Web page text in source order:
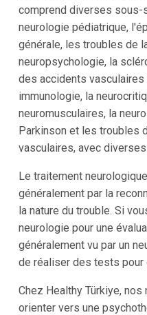
comprend diverses
neurologie pédiatrique,
générale, les troubles de
neuropsychologie, la
des accidents vasculaires
immunologie, la
neuromusculaires, la
Parkinson et les troubles
vasculaires, avec
Le traitement
généralement par la
la nature du trouble. Si
neurologie pour une
généralement vu par un
de réaliser des tests pour
Chez Healthy Türkiye,
orienter vers une